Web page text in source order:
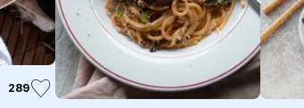
289